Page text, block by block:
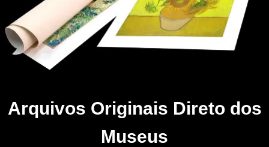
Arquivos Originais Direto dos
Museus